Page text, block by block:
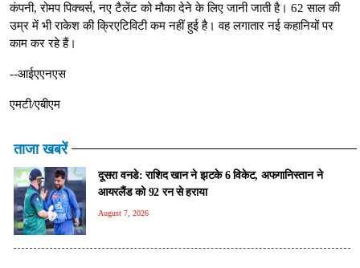
कंपनी, रोमप पिक्चर्स, नए टैलेंट को मौका देने के लिए जानी जाती है। 62 साल की
उम्र में भी राकेश की क्रिएटिविटी कम नहीं हुई है। वह लगातार नई कहानियों पर
काम कर रहे हैं।
--आईएएनएस
एमटी/एबीएम
ताजा खबरें
दूसरा वनडे: राशिद खान ने झटके 6 विकेट, अफगानिस्तान ने
आयरलैंड को 92 रन से हराया
August 7, 2026